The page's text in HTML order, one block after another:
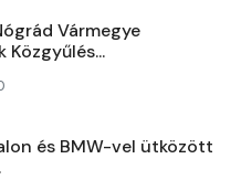
Vármegye
Közgyűlés...
és BMW-vel ütközött